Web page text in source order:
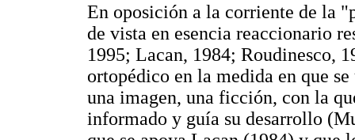
En oposición a la corriente de la
de vista en esencia reaccionario
1995; Lacan, 1984; Roudinesco,
ortopédico en la medida en que
una imagen, una ficción, con la
informado y guía su desarrollo